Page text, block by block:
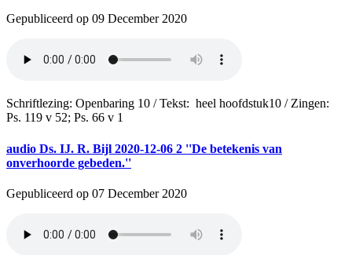
Gepubliceerd op 09 December 2020
Schriftlezing: Openbaring 10 / Tekst: heel hoofdstuk10 / Zingen:
Ps. 119 v 52; Ps. 66 v 1
audio Ds. IJ. R. Bijl 2020-12-06 2 ''De betekenis van
onverhoorde gebeden.''
Gepubliceerd op 07 December 2020